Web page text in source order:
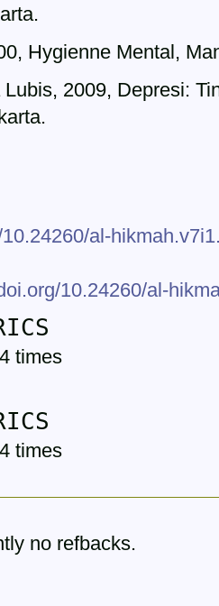
Hygienne Mental,
2009, Depresi:
al-
10.24260/al-
times
times
no refbacks.